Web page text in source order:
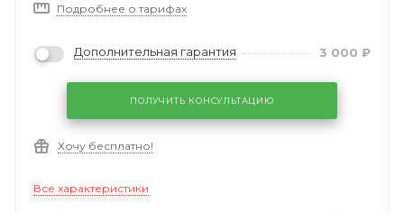
Подробнее о тарифах
Дополнительная гарантия 3 000 ₽
ПОЛУЧИТЬ КОНСУЛЬТАЦИЮ
Хочу бесплатно!
Все характеристики